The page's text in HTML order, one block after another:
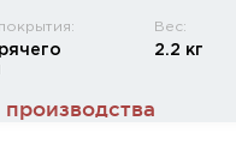
Вес:
2.2 кг